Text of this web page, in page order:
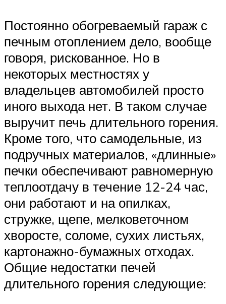
Постоянно обогреваемый гараж с
печным отоплением дело, вообще
говоря, рискованное. Но в
некоторых местностях у
владельцев автомобилей просто
иного выхода нет. В таком случае
выручит печь длительного горения.
Кроме того, что самодельные, из
подручных материалов, «длинные»
печки обеспечивают равномерную
теплоотдачу в течение 12-24 час,
они работают и на опилках,
стружке, щепе, мелковеточном
хворосте, соломе, сухих листьях,
картонажно-бумажных отходах.
Общие недостатки печей
длительного горения следующие: